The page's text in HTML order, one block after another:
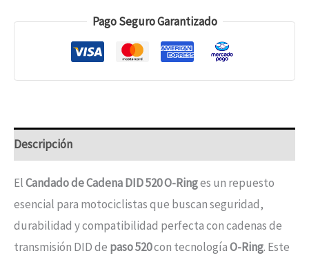
Pago Seguro Garantizado
Descripción
ElCandado de Cadena DID 520 O-Ringes un repuesto
esencial para motociclistas que buscan seguridad,
durabilidad y compatibilidad perfecta con cadenas de
transmisión DID de paso 520con tecnologíaO-Ring. Este